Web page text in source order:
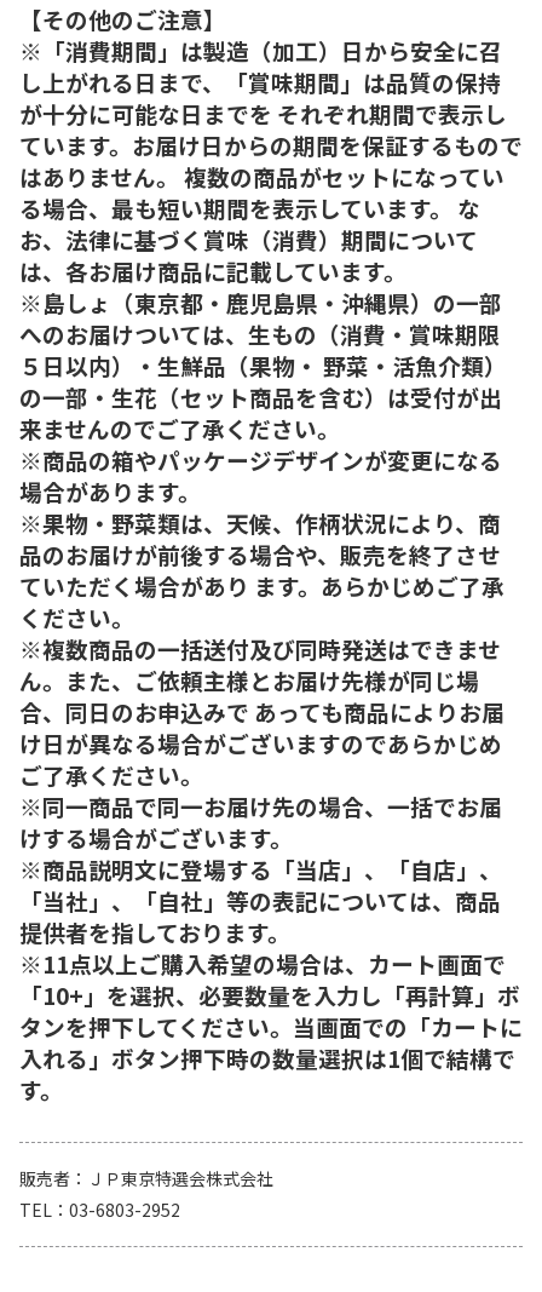
【その他のご注意】
※「消費期間」は製造（加工）日から安全に召
し上がれる日まで、「賞味期間」は品質の保持
が十分に可能な日までを それぞれ期間で表示し
ています。お届け日からの期間を保証するもので
はありません。 複数の商品がセットになってい
る場合、最も短い期間を表示しています。 な
お、法律に基づく賞味（消費）期間について
は、各お届け商品に記載しています。
※島しょ（東京都・鹿児島県・沖縄県）の一部
へのお届けついては、生もの（消費・賞味期限
５日以内）・生鮮品（果物・ 野菜・活魚介類）
の一部・生花（セット商品を含む）は受付が出
来ませんのでご了承ください。
※商品の箱やパッケージデザインが変更になる
場合があります。
※果物・野菜類は、天候、作柄状況により、商
品のお届けが前後する場合や、販売を終了させ
ていただく場合があり ます。あらかじめご了承
ください。
※複数商品の一括送付及び同時発送はできませ
ん。また、ご依頼主様とお届け先様が同じ場
合、同日のお申込みで あっても商品によりお届
け日が異なる場合がございますのであらかじめ
ご了承ください。
※同一商品で同一お届け先の場合、一括でお届
けする場合がございます。
※商品説明文に登場する「当店」、「自店」、
「当社」、「自社」等の表記については、商品
提供者を指しております。
※11点以上ご購入希望の場合は、カート画面で
「10+」を選択、必要数量を入力し「再計算」ボ
タンを押下してください。当画面での「カートに
入れる」ボタン押下時の数量選択は1個で結構で
す。
販売者
ＪＰ東京特選会株式会社
TEL
03-6803-2952